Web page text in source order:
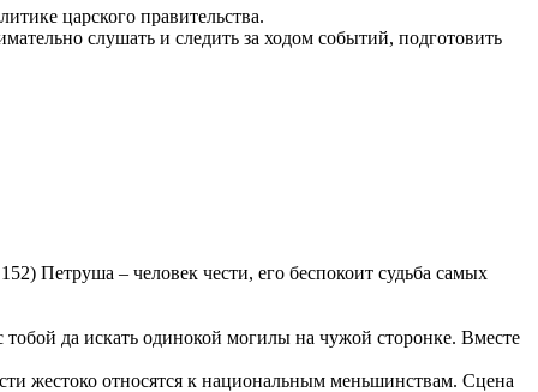
царского правительства.
слушать и следить за ходом событий, подготовить
Петруша – человек чести, его беспокоит судьба самых
да искать одинокой могилы на чужой сторонке. Вместе
жестоко относятся к национальным меньшинствам. Сцена